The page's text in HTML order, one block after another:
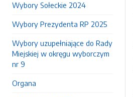
Wybory Sołeckie 2024
Wybory Prezydenta RP 2025
Wybory uzupełniające do Rady
Miejskiej w okręgu wyborczym
nr 9
Organa